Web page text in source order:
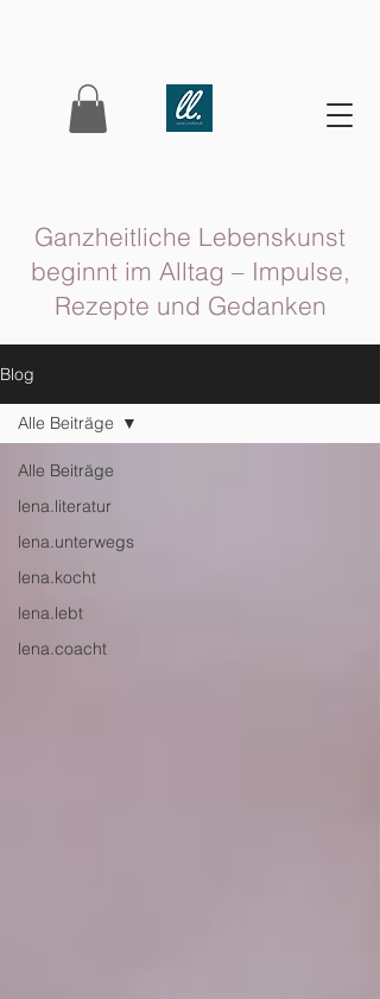
Ganzheitliche Lebenskunst
beginnt im Alltag – Impulse,
Rezepte und Gedanken
Blog
Alle Beiträge
lena.literatur
lena.unterwegs
lena.kocht
lena.lebt
lena.coacht
Alle Beiträge